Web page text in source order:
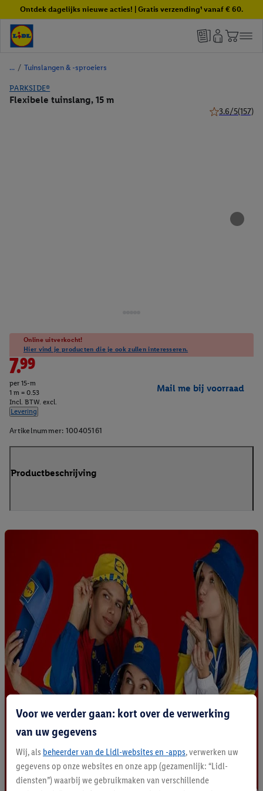
Ontdek dagelijks nieuwe acties! | Gratis verzending¹ vanaf € 60.
/ Tuinslangen & -sproeiers
PARKSIDE®
Flexibele tuinslang, 15 m
3.6/5(157)
Online uitverkocht!
Hier vind je producten die je ook zullen interesseren.
7.99
per 15-m
1 m = 0.53
Incl. BTW. excl.
Levering
Mail me bij voorraad
Artikelnummer: 100405161
Productbeschrijving
Voor we verder gaan: kort over de verwerking
van uw gegevens
Wij, als beheerder van de Lidl-websites en -apps, verwerken uw
gegevens op onze websites en onze app (gezamenlijk: “Lidl-
diensten”) waarbij we gebruikmaken van verschillende